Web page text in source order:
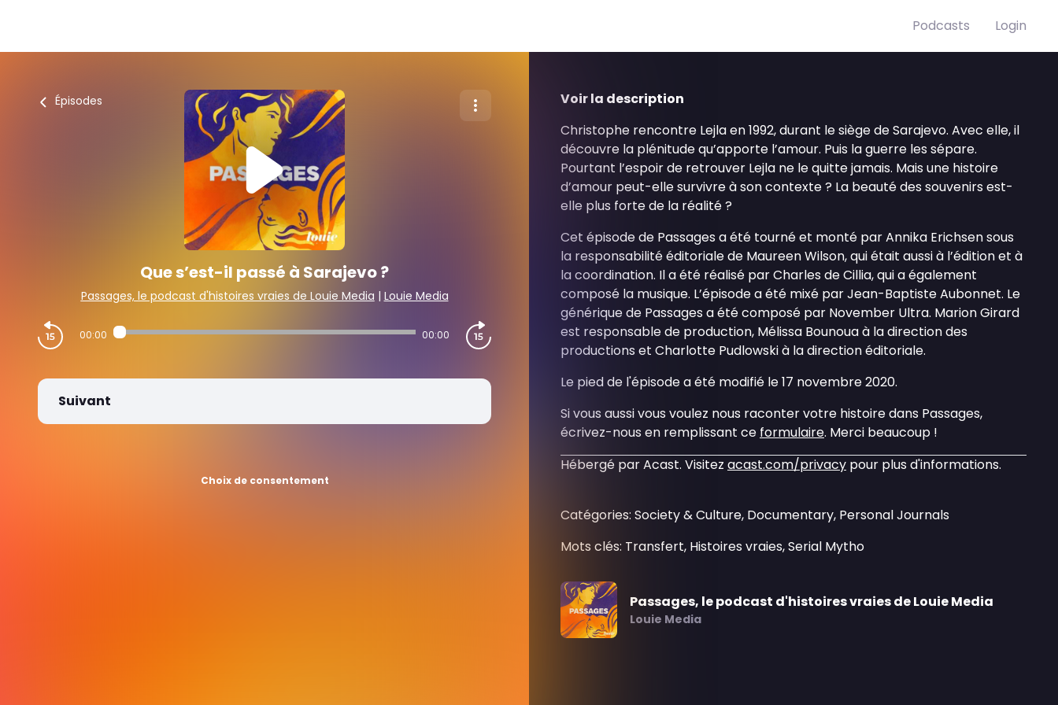
Podcasts Login
Épisodes
Que s’est-il passé à Sarajevo ?
Passages, le podcast d'histoires vraies de Louie Media | Louie Media
00:00 00:00
Suivant
Choix de consentement
Voir la description
Christophe rencontre Lejla en 1992, durant le siège de Sarajevo. Avec elle, il
découvre la plénitude qu’apporte l’amour. Puis la guerre les sépare.
Pourtant l’espoir de retrouver Lejla ne le quitte jamais. Mais une histoire
d’amour peut-elle survivre à son contexte ? La beauté des souvenirs est-
elle plus forte de la réalité ?
Cet épisode de Passages a été tourné et monté par Annika Erichsen sous
la responsabilité éditoriale de Maureen Wilson, qui était aussi à l’édition et à
la coordination. Il a été réalisé par Charles de Cillia, qui a également
composé la musique. L’épisode a été mixé par Jean-Baptiste Aubonnet. Le
générique de Passages a été composé par November Ultra. Marion Girard
est responsable de production, Mélissa Bounoua à la direction des
productions et Charlotte Pudlowski à la direction éditoriale.
Le pied de l'épisode a été modifié le 17 novembre 2020.
Si vous aussi vous voulez nous raconter votre histoire dans Passages,
écrivez-nous en remplissant ce formulaire. Merci beaucoup !
Hébergé par Acast. Visitez acast.com/privacy pour plus d'informations.
Catégories: Society & Culture, Documentary, Personal Journals
Mots clés: Transfert, Histoires vraies, Serial Mytho
Passages, le podcast d'histoires vraies de Louie Media
Louie Media